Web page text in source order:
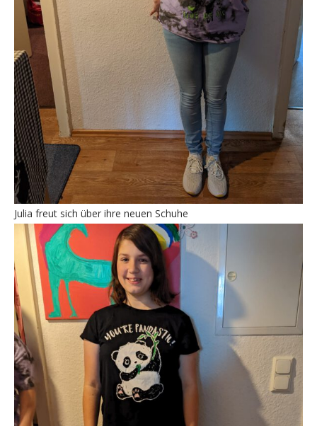
Julia freut sich über ihre neuen Schuhe